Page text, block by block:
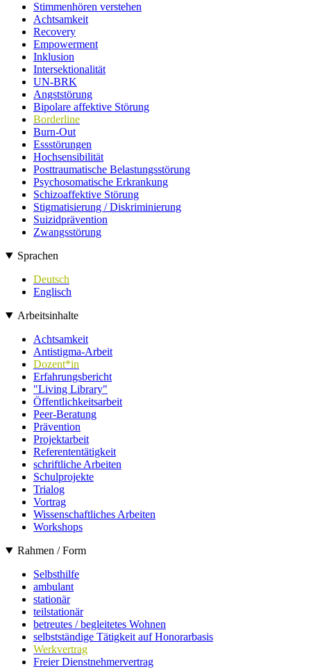
Stimmenhören verstehen
Achtsamkeit
Recovery
Empowerment
Inklusion
Intersektionalität
UN-BRK
Angststörung
Bipolare affektive Störung
Borderline
Burn-Out
Essstörungen
Hochsensibilität
Posttraumatische Belastungsstörung
Psychosomatische Erkrankung
Schizoaffektive Störung
Stigmatisierung / Diskriminierung
Suizidprävention
Zwangsstörung
Sprachen
Deutsch
Englisch
Arbeitsinhalte
Achtsamkeit
Antistigma-Arbeit
Dozent*in
Erfahrungsbericht
"Living Library"
Öffentlichkeitsarbeit
Peer-Beratung
Prävention
Projektarbeit
Referententätigkeit
schriftliche Arbeiten
Schulprojekte
Trialog
Vortrag
Wissenschaftliches Arbeiten
Workshops
Rahmen / Form
Selbsthilfe
ambulant
stationär
teilstationär
betreutes / begleitetes Wohnen
selbstständige Tätigkeit auf Honorarbasis
Werkvertrag
Freier Dienstnehmervertrag